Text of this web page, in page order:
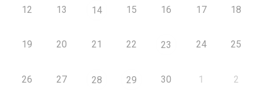
12 13 14 15 16 17 18
19 20 21 22 23 24 25
26 27 28 29 30 1 2